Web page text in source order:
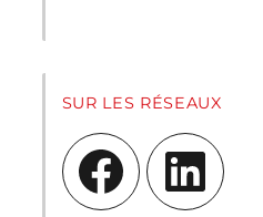
SUR LES RÉSEAUX
Facebook LinkedIn